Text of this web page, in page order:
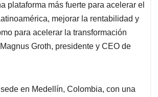
plataforma más fuerte para acelerar el
mejorar la rentabilidad y
para acelerar la transformación
Groth, presidente y CEO de
en Medellín, Colombia, con una